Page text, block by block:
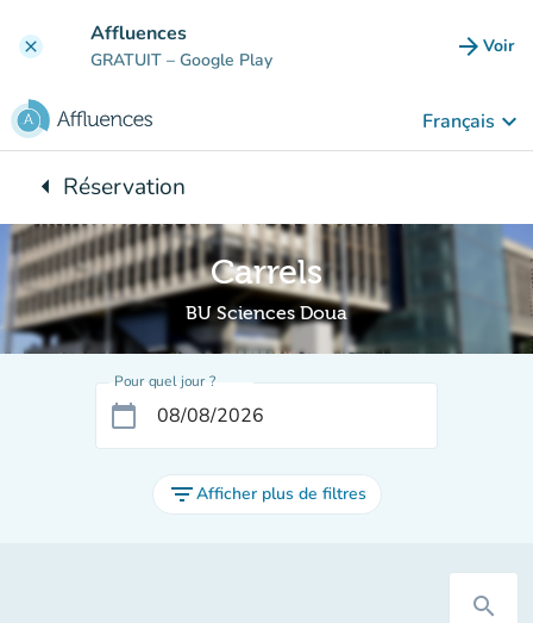
clear Affluences
GRATUIT – Google Play arrow_forward Voir
Français keyboard_arrow_down
arrow_leftRetour à :
Réservation
Carrels
BU Sciences Doua
Pour quel jour ?
calendar_today
filter_listAfficher plus de filtres
search